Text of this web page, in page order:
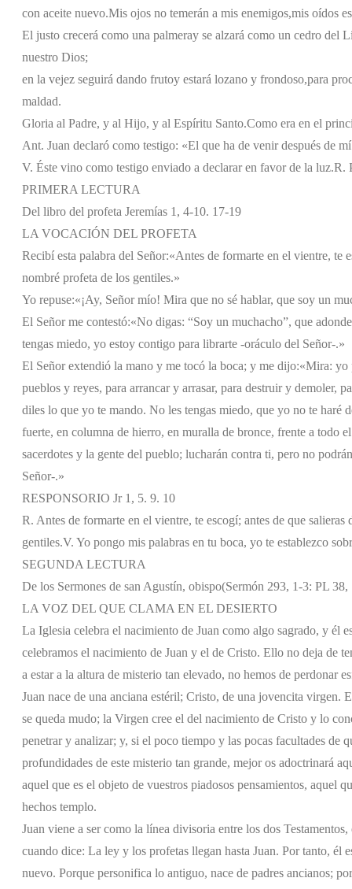
con aceite nuevo.Mis ojos no temerán a mis enemigos,mis oídos
El justo crecerá como una palmeray se alzará como un cedro del
nuestro Dios;
en la vejez seguirá dando frutoy estará lozano y frondoso,para
maldad.
Gloria al Padre, y al Hijo, y al Espíritu Santo.Como era en el
Ant. Juan declaró como testigo: «El que ha de venir después de
V. Éste vino como testigo enviado a declarar en favor de la luz.R.
PRIMERA LECTURA
Del libro del profeta Jeremías 1, 4-10. 17-19
LA VOCACIÓN DEL PROFETA
Recibí esta palabra del Señor:«Antes de formarte en el vientre, te
nombré profeta de los gentiles.»
Yo repuse:«¡Ay, Señor mío! Mira que no sé hablar, que soy un
El Señor me contestó:«No digas: “Soy un muchacho”, que
tengas miedo, yo estoy contigo para librarte -oráculo del Señor-.»
El Señor extendió la mano y me tocó la boca; y me dijo:«Mira: yo
pueblos y reyes, para arrancar y arrasar, para destruir y demoler,
diles lo que yo te mando. No les tengas miedo, que yo no te haré
fuerte, en columna de hierro, en muralla de bronce, frente a todo
sacerdotes y la gente del pueblo; lucharán contra ti, pero no
Señor-.»
RESPONSORIO Jr 1, 5. 9. 10
R. Antes de formarte en el vientre, te escogí; antes de que
gentiles.V. Yo pongo mis palabras en tu boca, yo te establezco
SEGUNDA LECTURA
De los Sermones de san Agustín, obispo(Sermón 293, 1-3: PL 38,
LA VOZ DEL QUE CLAMA EN EL DESIERTO
La Iglesia celebra el nacimiento de Juan como algo sagrado, y él
celebramos el nacimiento de Juan y el de Cristo. Ello no deja de
a estar a la altura de misterio tan elevado, no hemos de perdonar
Juan nace de una anciana estéril; Cristo, de una jovencita virgen.
se queda mudo; la Virgen cree el del nacimiento de Cristo y lo
penetrar y analizar; y, si el poco tiempo y las pocas facultades de
profundidades de este misterio tan grande, mejor os adoctrinará
aquel que es el objeto de vuestros piadosos pensamientos, aquel
hechos templo.
Juan viene a ser como la línea divisoria entre los dos
cuando dice: La ley y los profetas llegan hasta Juan. Por tanto,
nuevo. Porque personifica lo antiguo, nace de padres ancianos;